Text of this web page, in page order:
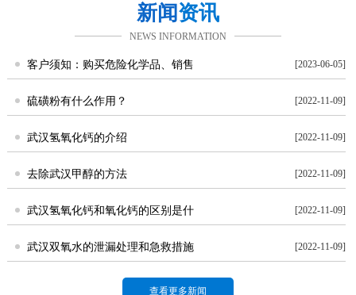
新闻资讯
NEWS INFORMATION
客户须知：购买危险化学品、销售 [2023-06-05]
硫磺粉有什么作用？ [2022-11-09]
武汉氢氧化钙的介绍 [2022-11-09]
去除武汉甲醇的方法 [2022-11-09]
武汉氢氧化钙和氧化钙的区别是什 [2022-11-09]
武汉双氧水的泄漏处理和急救措施 [2022-11-09]
查看更多新闻